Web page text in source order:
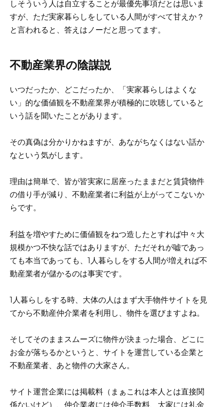
しそういう人は自立することが最優先事項だとは思いま
すが、ただ実家暮らしをしている人間がすべて甘えか？
と言われると、答えはノーだと思ってます。
不動産業界の陰謀説
いつだったか、どこだったか、「実家暮らしはよくな
い」的な価値観を不動産業界が積極的に吹聴していると
いう話を聞いたことがあります。
その真偽は分かりかねますが、あながちなくはない話か
なという気がします。
理由は簡単で、皆が皆実家に居座ったままだと賃貸物件
の借り手が減り、不動産業者に利益が上がってこないか
らです。
利益を増やすために価値観をねつ造したとすれば中々大
規模かつ不快な話ではありますが、ただそれが嘘であっ
ても本当であっても、1人暮らしをする人間が増えれば不
動産業者が儲かるのは事実です。
1人暮らしをする時、大体の人はまず大手物件サイトを見
てから不動産仲介業者を利用し、物件を選びますよね。
そしてそのままスムーズに物件が決まった場合、どこに
お金が落ちるかというと、サイトを運営している企業と
不動産業者、あと物件の大家さん。
サイト運営企業には掲載料（まぁこれは本人とは直接関
係ないけど）、仲介業者には仲介手数料、大家には礼金